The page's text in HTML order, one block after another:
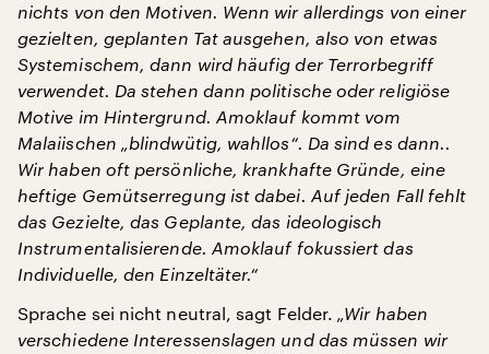
nichts von den Motiven. Wenn wir allerdings von einer
gezielten, geplanten Tat ausgehen, also von etwas
Systemischem, dann wird häufig der Terrorbegriff
verwendet. Da stehen dann politische oder religiöse
Motive im Hintergrund. Amoklauf kommt vom
Malaiischen „blindwütig, wahllos“. Da sind es dann..
Wir haben oft persönliche, krankhafte Gründe, eine
heftige Gemütserregung ist dabei. Auf jeden Fall fehlt
das Gezielte, das Geplante, das ideologisch
Instrumentalisierende. Amoklauf fokussiert das
Individuelle, den Einzeltäter.“
Sprache sei nicht neutral, sagt Felder. „Wir haben
verschiedene Interessenslagen und das müssen wir